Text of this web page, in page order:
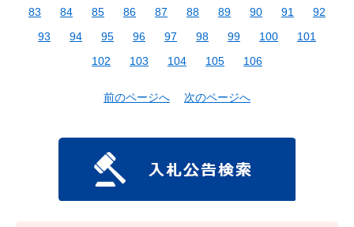
83
84 85 86 87 88 89 90 91
92
93
94 95 96 97 98 99 100
101
102
103 104 105 106
前のページへ 次のページへ